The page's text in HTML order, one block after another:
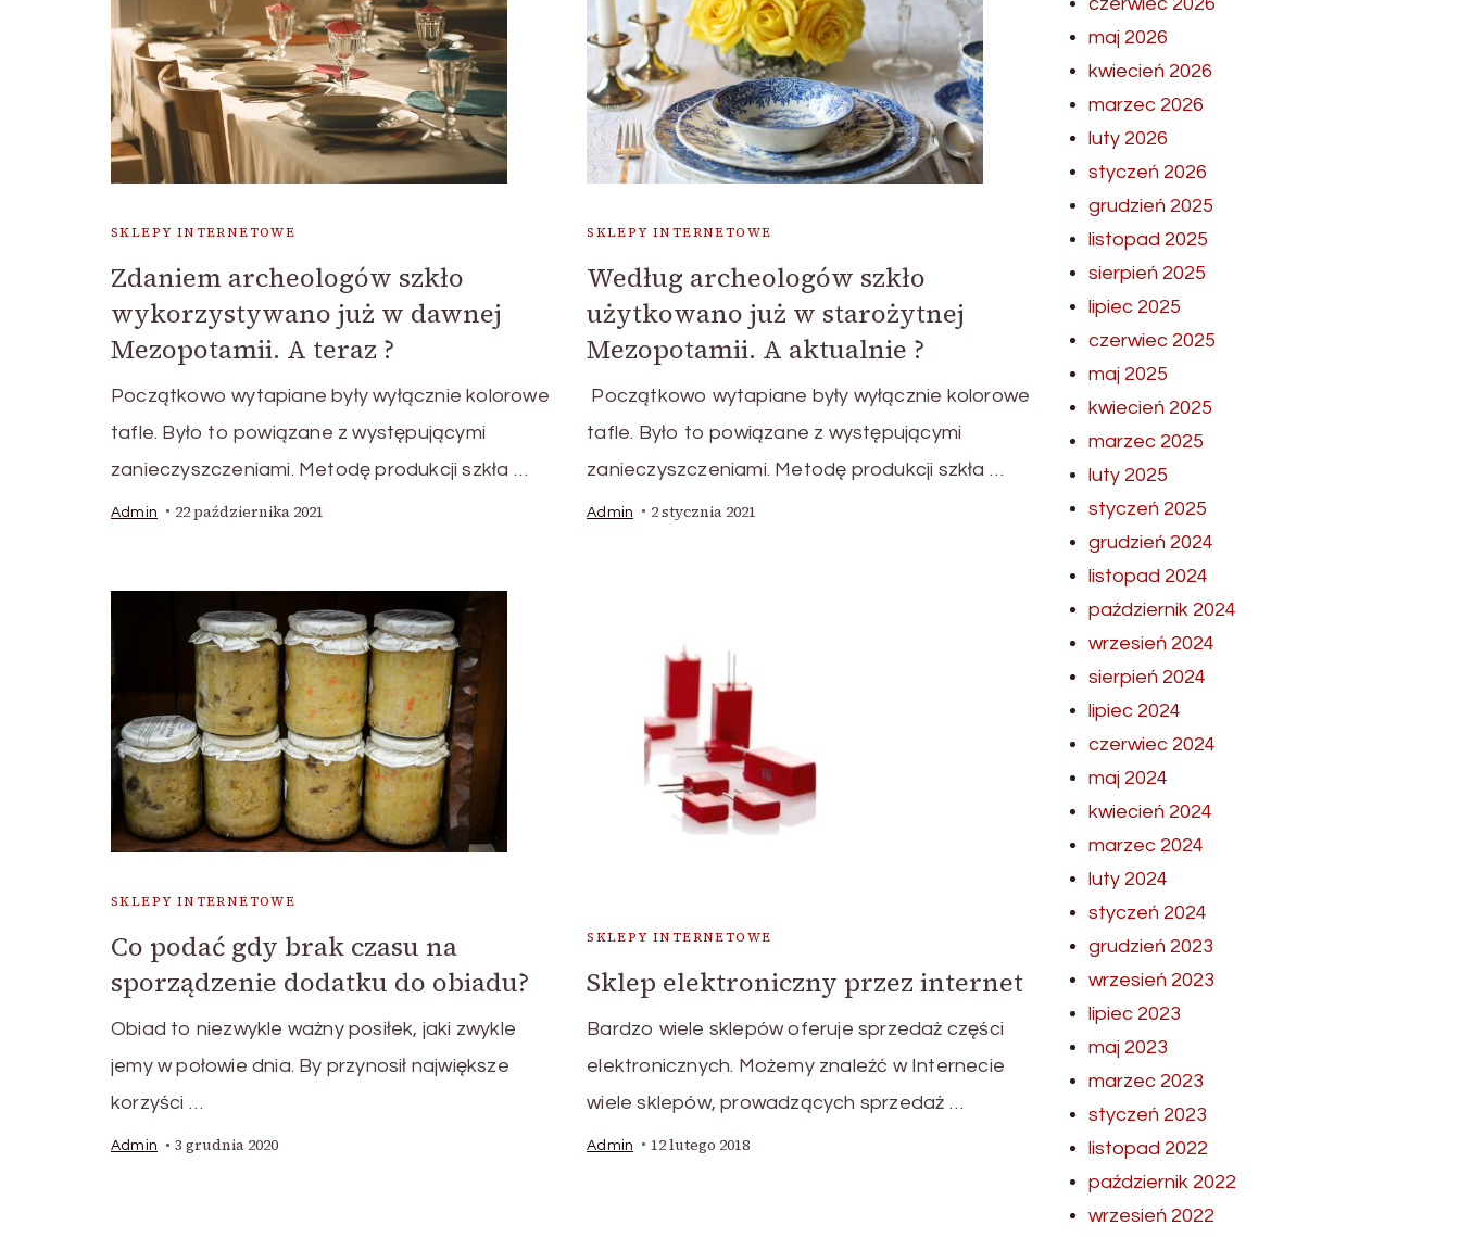
SKLEPY INTERNETOWE
Zdaniem archeologów szkło
wykorzystywano już w dawnej
Mezopotamii. A teraz ?
Początkowo wytapiane były wyłącznie kolorowe
tafle. Było to powiązane z występującymi
zanieczyszczeniami. Metodę produkcji szkła …
Admin 22 października 2021
SKLEPY INTERNETOWE
Według archeologów szkło
użytkowano już w starożytnej
Mezopotamii. A aktualnie ?
Początkowo wytapiane były wyłącznie kolorowe
tafle. Było to powiązane z występującymi
zanieczyszczeniami. Metodę produkcji szkła …
Admin 2 stycznia 2021
SKLEPY INTERNETOWE
Co podać gdy brak czasu na
sporządzenie dodatku do obiadu?
Obiad to niezwykle ważny posiłek, jaki zwykle
jemy w połowie dnia. By przynosił największe
korzyści …
Admin 3 grudnia 2020
SKLEPY INTERNETOWE
Sklep elektroniczny przez internet
Bardzo wiele sklepów oferuje sprzedaż części
elektronicznych. Możemy znaleźć w Internecie
wiele sklepów, prowadzących sprzedaż …
Admin 12 lutego 2018
maj 2026
kwiecień 2026
marzec 2026
luty 2026
styczeń 2026
grudzień 2025
listopad 2025
sierpień 2025
lipiec 2025
czerwiec 2025
maj 2025
kwiecień 2025
marzec 2025
luty 2025
styczeń 2025
grudzień 2024
listopad 2024
październik 2024
wrzesień 2024
sierpień 2024
lipiec 2024
czerwiec 2024
maj 2024
kwiecień 2024
marzec 2024
luty 2024
styczeń 2024
grudzień 2023
wrzesień 2023
lipiec 2023
maj 2023
marzec 2023
styczeń 2023
listopad 2022
październik 2022
wrzesień 2022